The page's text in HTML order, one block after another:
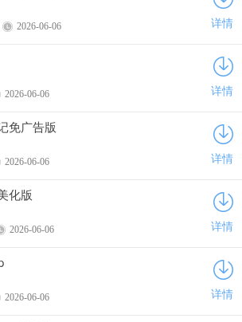
2026-06-06 详情
2026-06-06 详情
免广告版
2026-06-06 详情
化版
2026-06-06 详情
2026-06-06 详情